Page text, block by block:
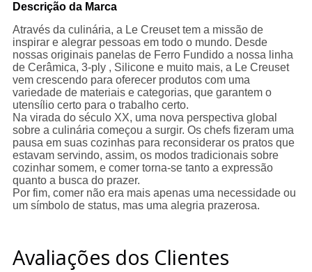
Descrição da Marca
Através da culinária, a Le Creuset tem a missão de
inspirar e alegrar pessoas em todo o mundo. Desde
nossas originais panelas de Ferro Fundido a nossa linha
de Cerâmica, 3-ply , Silicone e muito mais, a Le Creuset
vem crescendo para oferecer produtos com uma
variedade de materiais e categorias, que garantem o
utensílio certo para o trabalho certo.
Na virada do século XX, uma nova perspectiva global
sobre a culinária começou a surgir. Os chefs fizeram uma
pausa em suas cozinhas para reconsiderar os pratos que
estavam servindo, assim, os modos tradicionais sobre
cozinhar somem, e comer torna-se tanto a expressão
quanto a busca do prazer.
Por fim, comer não era mais apenas uma necessidade ou
um símbolo de status, mas uma alegria prazerosa.
Avaliações dos Clientes